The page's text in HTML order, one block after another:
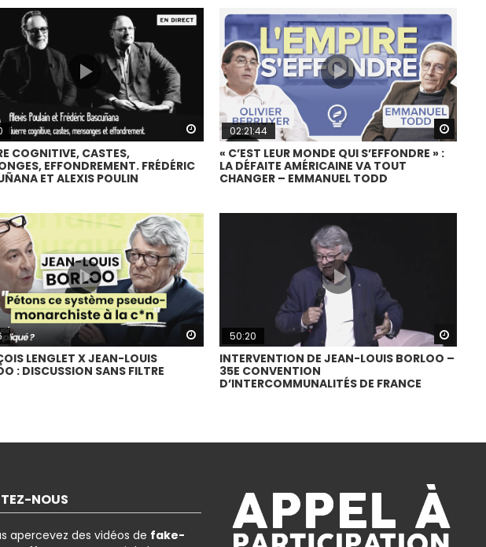
Watch Later
COGNITIVE, CASTES,
EFFONDREMENT. FRÉDÉRIC
ET ALEXIS POULIN
02:21:44
« C’EST LEUR MONDE QUI S’EFFONDRE » :
LA DÉFAITE AMÉRICAINE VA TOUT
CHANGER – EMMANUEL TODD
Watch Later
LENGLET X JEAN-LOUIS
: DISCUSSION SANS FILTRE
50:20
INTERVENTION DE JEAN-LOUIS BORLOO –
35E CONVENTION
D’INTERCOMMUNALITÉS DE FRANCE
NOUS
apercevez des vidéos de fake-